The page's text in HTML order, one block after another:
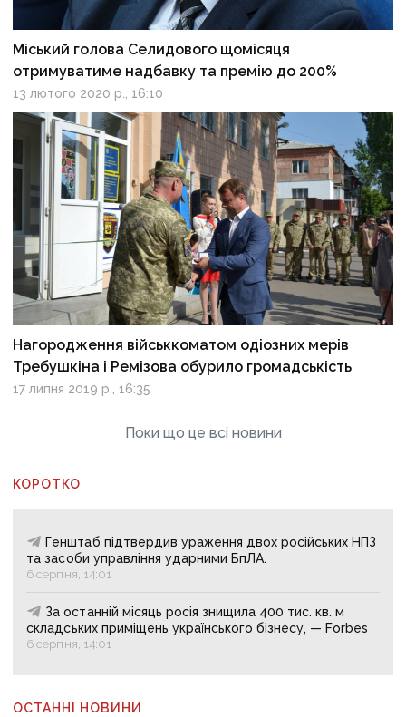
Міський голова Селидового щомісяця
отримуватиме надбавку та премію до 200%
13 лютого 2020 р., 16:10
Нагородження військкоматом одіозних мерів
Требушкіна і Ремізова обурило громадськість
17 липня 2019 р., 16:35
Поки що це всі новини
КОРОТКО
Генштаб підтвердив ураження двох російських НПЗ
та засоби управління ударними БпЛА.
6 серпня, 14:01
За останній місяць росія знищила 400 тис. кв. м
складських приміщень українського бізнесу, — Forbes
6 серпня, 14:01
ОСТАННІ НОВИНИ